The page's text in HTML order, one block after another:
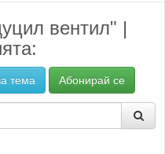
вентил" |
тема Абонирай се